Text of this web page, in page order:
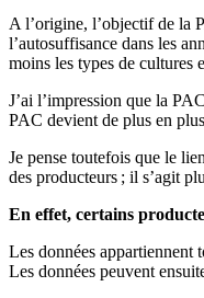
A l’origine, l’objectif de la
l’autosuffisance dans les
moins les types de cultures
J’ai l’impression que la
PAC devient de plus en
Je pense toutefois que le
des producteurs ; il s’agit
En effet, certains
Les données appartiennent
Les données peuvent